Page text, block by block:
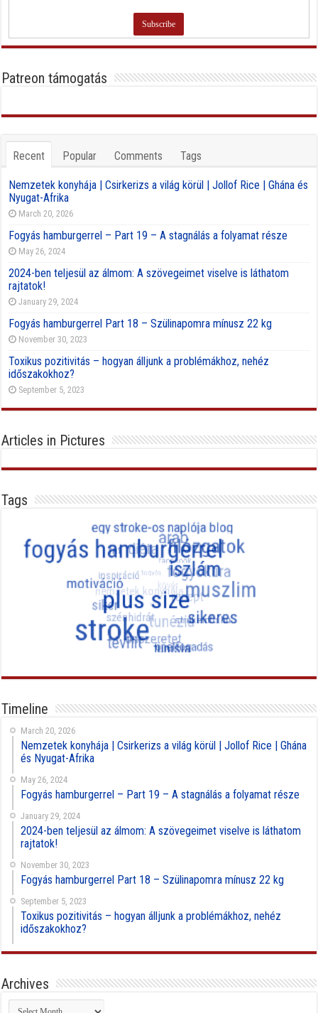
Patreon támogatás
Recent Popular Comments Tags
Nemzetek konyhája | Csirkerizs a világ körül | Jollof Rice | Ghána és
Nyugat-Afrika
March 20, 2026
Fogyás hamburgerrel – Part 19 – A stagnálás a folyamat része
May 26, 2024
2024-ben teljesül az álmom: A szövegeimet viselve is láthatom
rajtatok!
January 29, 2024
Fogyás hamburgerrel Part 18 – Szülinapomra mínusz 22 kg
November 30, 2023
Toxikus pozitivitás – hogyan álljunk a problémákhoz, nehéz
időszakokhoz?
September 5, 2023
Articles in Pictures
Tags
Timeline
March 20, 2026
Nemzetek konyhája | Csirkerizs a világ körül | Jollof Rice | Ghána
és Nyugat-Afrika
May 26, 2024
Fogyás hamburgerrel – Part 19 – A stagnálás a folyamat része
January 29, 2024
2024-ben teljesül az álmom: A szövegeimet viselve is láthatom
rajtatok!
November 30, 2023
Fogyás hamburgerrel Part 18 – Szülinapomra mínusz 22 kg
September 5, 2023
Toxikus pozitivitás – hogyan álljunk a problémákhoz, nehéz
időszakokhoz?
Archives
Archives